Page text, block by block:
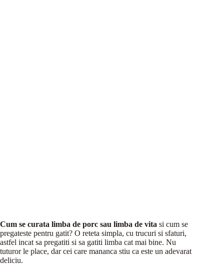
Cum se curata limba de porc sau limba de vita si cum se
pregateste pentru gatit? O reteta simpla, cu trucuri si sfaturi,
astfel incat sa pregatiti si sa gatiti limba cat mai bine. Nu
tuturor le place, dar cei care mananca stiu ca este un adevarat
deliciu.